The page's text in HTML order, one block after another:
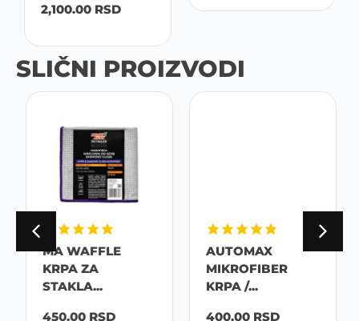
2,100.00 RSD
SLIČNI PROIZVODI
MA WAFFLE
KRPA ZA
STAKLA...
450.00 RSD
AUTOMAX
MIKROFIBER
KRPA /...
400.00 RSD